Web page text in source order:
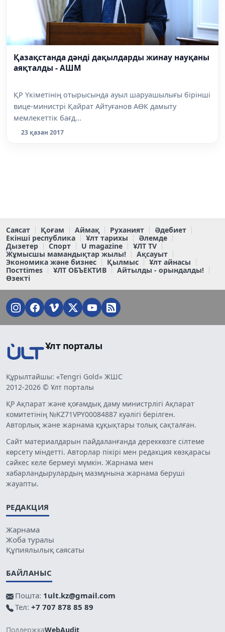
Қазақстанда дәнді дақылдарды жинау науқаны
аяқталды - АШМ
ҚР Үкіметінің отырысында ауыл шаруашылығы бірінші
вице-министрі Қайрат Айтуғанов АӨК дамыту
мемлекеттік бағд...
23 қазан 2017
Саясат Қоғам Аймақ Руханият
Әдебиет
Екінші республика
Ұлт тарихы
Әлемде
Дызетер
Спорт U magazine
ҰЛТ TV
Жұмысшы мамандықтар жылы!
Ақсауыт
Экономика және бизнес
Қылмыс
Ұлт айнасы
Постtimes
ҰЛТ ОБЪЕКТИВ
Айтылды - орындалды!
Өзекті
Ұлт порталы
Құрылтайшы: «Tengri Gold» ЖШС
2012-2026 © Ұлт порталы
ҚР Ақпарат және қоғамдық даму министрлігі Ақпарат
комитетінің №KZ71VPY00084887 куәлігі берілген.
Авторлық және жарнама құқықтары толық сақталған.
Сайт материалдарын пайдаланғанда дереккөзге сілтеме
көрсету міндетті. Авторлар пікірі мен редакция көзқарасы
сәйкес келе бермеуі мүмкін. Жарнама мен
хабарландырулардың мазмұнына жарнама беруші
жауапты.
РЕДАКЦИЯ
Жарнама
Жоба туралы
Құпиялылық саясаты
БАЙЛАНЫС
Пошта: 1ult.kz@gmail.com
Тел: +7 707 878 85 89
ПоддержкаWebAudit